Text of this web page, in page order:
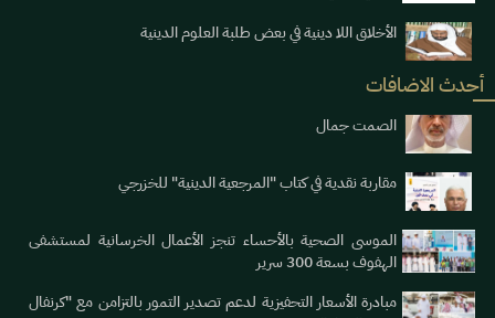
الأخلاق اللا دينية في بعض طلبة العلوم الدينية
أحدث الاضافات
الصمت جمال
مقاربة نقدية في كتاب "المرجعية الدينية" للخزرجي
الموسى الصحية بالأحساء تنجز الأعمال الخرسانية لمستشفى
الهفوف بسعة 300 سرير
مبادرة الأسعار التحفيزية لدعم تصدير التمور بالتزامن مع "كرنفال